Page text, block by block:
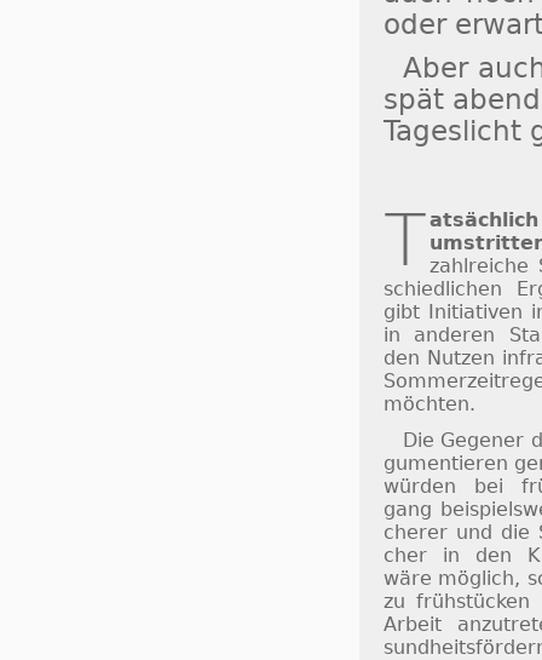
oder
Aber
spät
Ta­ges­licht
T
schied­li­chen
gibt Ini­ti­a­ti­ven
in an­de­ren
den Nut­zen
möch­ten.
Die Gegener
gu­men­tie­ren
würden bei
gang
che­rer und die
cher in den
wäre mög­lich,
zu
Ar­beit